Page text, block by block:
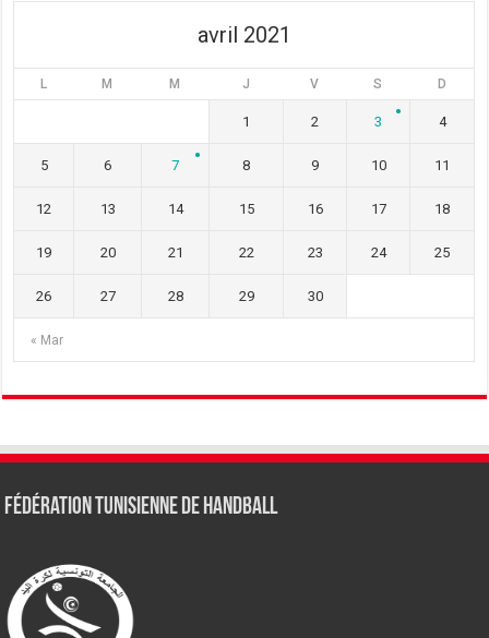
avril 2021
L M M J V S D
« Mar
1 2 3 4
5 6 7 8 9 10 11
12 13 14 15 16 17 18
19 20 21 22 23 24 25
26 27 28 29 30
Fédération tunisienne de Handball